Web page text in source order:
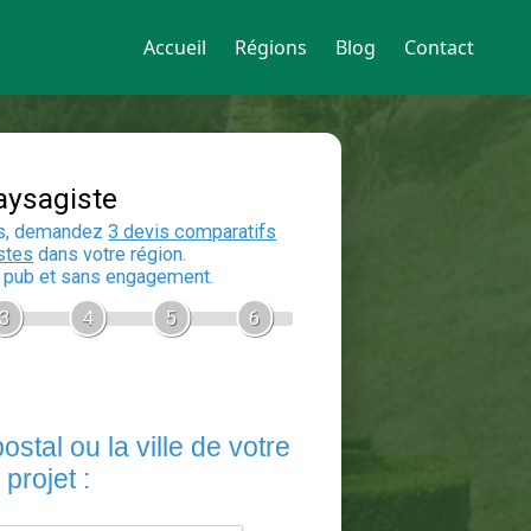
Accueil Régions Blog Contact
Devis Paysagiste
En 5 minutes, demandez
auxpaysagistesdans votre région.
Gratuit, sans pub et sans engagement.